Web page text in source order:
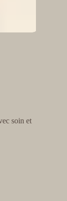
soin et